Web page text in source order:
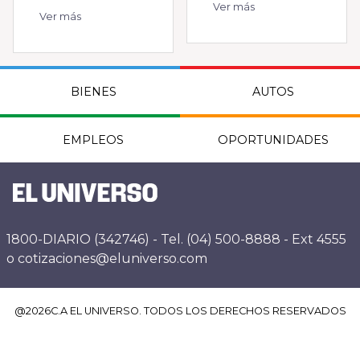
Ver más
Ver más
BIENES AUTOS
EMPLEOS OPORTUNIDADES
1800-DIARIO (342746) - Tel. (04) 500-8888 - Ext 4555
o cotizaciones@eluniverso.com
@2026C.A EL UNIVERSO. TODOS LOS DERECHOS RESERVADOS